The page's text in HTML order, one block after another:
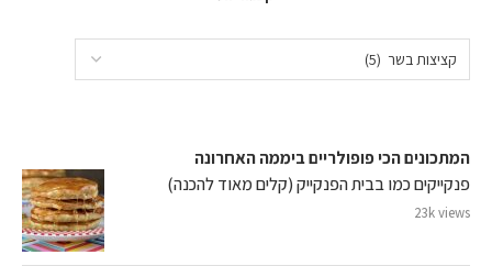
המתכונים הכי פופולריים ביממה האחרונה
פנקייקים כמו בבית הפנקייק (קלים מאוד להכנה)
23k views